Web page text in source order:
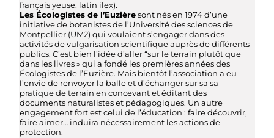
français yeuse, latin ilex).
Les Écologistes de l’Euzièresont nés en 1974 d’une
initiative de botanistes de l’Université des sciences de
Montpellier (UM2) qui voulaient s’engager dans des
activités de vulgarisation scientifique auprès de différents
publics. C’est bien l’idée d’aller “sur le terrain plutôt que
dans les livres » qui a fondé les premières années des
Écologistes de l’Euzière. Mais bientôt l’association a eu
l’envie de renvoyer la balle et d’échanger sur sa sa
pratique de terrain en concevant et éditant des
documents naturalistes et pédagogiques. Un autre
engagement fort est celui de l’éducation : faire découvrir,
faire aimer… induira nécessairement les actions de
protection.